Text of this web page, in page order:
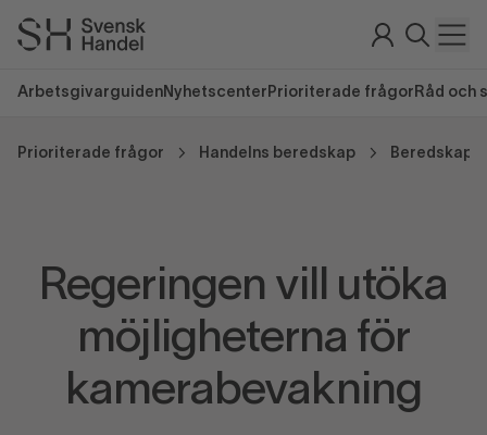
Arbetsgivarguiden Nyhetscenter Prioriterade frågor Råd och
Prioriterade frågor Handelns beredskap Beredskap i
Regeringen vill utöka
möjligheterna för
kamerabevakning